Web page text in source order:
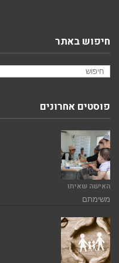
חיפוש באתר
פוסטים אחרונים
האישה שאיתו
משימתם